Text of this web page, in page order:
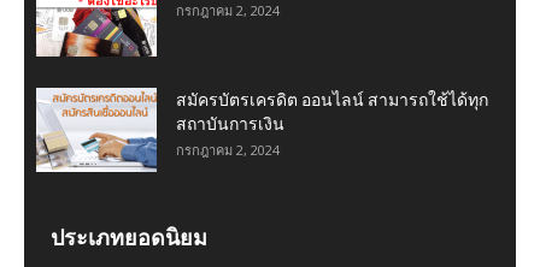
กรกฎาคม 2, 2024
สมัครบัตรเครดิต ออนไลน์ สามารถใช้ได้ทุก
สถาบันการเงิน
กรกฎาคม 2, 2024
ประเภทยอดนิยม